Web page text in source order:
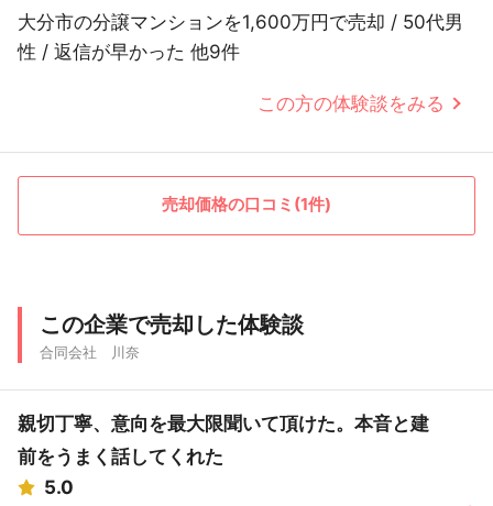
大分市の分譲マンションを1,600万円で売却 / 50代男
性 / 返信が早かった 他9件
この方の体験談をみる
売却価格の口コミ(1件)
この企業で売却した体験談
合同会社 川奈
親切丁寧、意向を最大限聞いて頂けた。本音と建
前をうまく話してくれた
5.0